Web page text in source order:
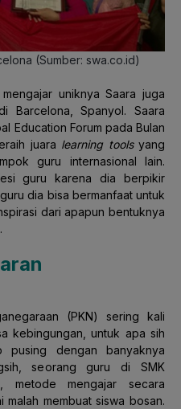
(Sumber: swa.co.id)
uniknya Saara juga
Barcelona, Spanyol. Saara
Education Forum pada Bulan
juara learning toolsyang
guru internasional lain.
guru karena dia berpikir
dia bisa bermanfaat untuk
dari apapun bentuknya
(PKN) sering kali
kebingungan, untuk apa sih
pusing dengan banyaknya
seorang guru di SMK
metode mengajar secara
membuat siswa bosan.